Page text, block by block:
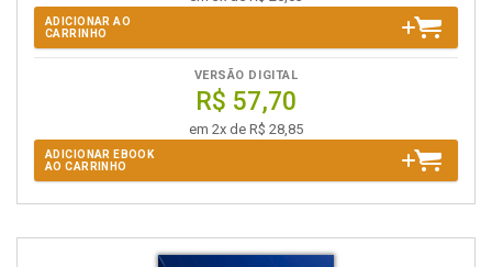
ADICIONAR AO
CARRINHO
VERSÃO DIGITAL
R$ 57,70
em 2x de R$ 28,85
ADICIONAR EBOOK
AO CARRINHO